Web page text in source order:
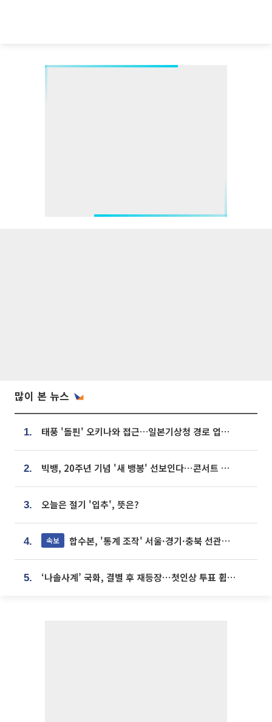
많이 본 뉴스
1. 태풍 '돌핀' 오키나와 접근…일본기상청 경로 업데이트
2. 빅뱅, 20주년 기념 '새 뱅봉' 선보인다⋯콘서트 앞두고 팝업 개최
3. 오늘은 절기 '입추', 뜻은?
4. 속보 합수본, '통계 조작' 서울·경기·충북 선관위 등 추가 압수수색
5. ‘나솔사계’ 국화, 결별 후 재등장⋯첫인상 투표 휩쓸고 ‘인기녀’ 등극